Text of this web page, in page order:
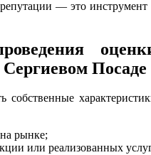
— это инструмент
Посаде
собственные
рынке;
или реализованных